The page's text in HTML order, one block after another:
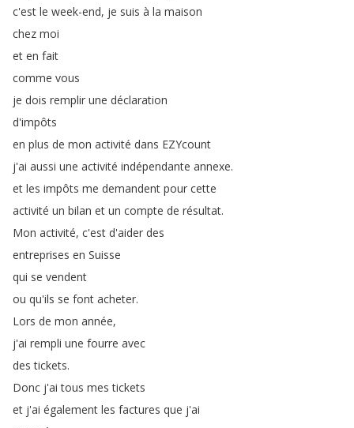
c'est le week-end, je suis à la maison
chez moi
et en fait
comme vous
je dois remplir une déclaration
d'impôts
en plus de mon activité dans EZYcount
j'ai aussi une activité indépendante annexe.
et les impôts me demandent pour cette
activité un bilan et un compte de résultat.
Mon activité, c'est d'aider des
entreprises en Suisse
qui se vendent
ou qu'ils se font acheter.
Lors de mon année,
j'ai rempli une fourre avec
des tickets.
Donc j'ai tous mes tickets
et j'ai également les factures que j'ai